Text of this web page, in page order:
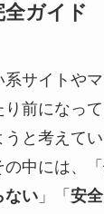
ガイド
系サイトや
前になっ
と考えて
中には、「
ない」「 安